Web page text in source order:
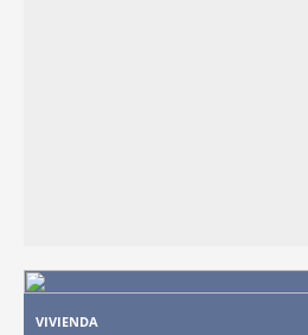
VIVIENDA